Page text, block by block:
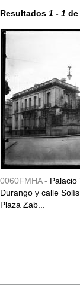
Resultados 1 - 1 de
0060FMHA - Palacio
Durango y calle
Plaza Zab...